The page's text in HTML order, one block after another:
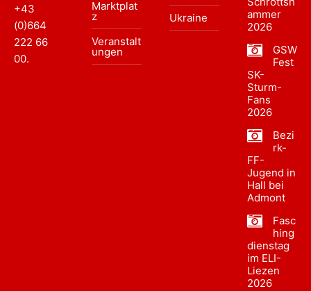
+43
(0)664
222 66
00.
Marktplat
z
Veranstalt
ungen
Ukraine
ammer
2026
GSW
Fest
SK-
Sturm-
Fans
2026
Bezi
rk-
FF-
Jugend in
Hall bei
Admont
Fasc
hing
dienstag
im ELI-
Liezen
2026